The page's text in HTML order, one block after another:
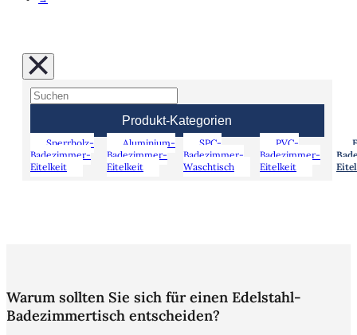
Produkt-Kategorien
Sperrholz-
Badezimmer-
Eitelkeit
Aluminium-
Badezimmer-
Eitelkeit
SPC-
Badezimmer-
Waschtisch
PVC-
Badezimmer-
Eitelkeit
Warum sollten Sie sich für einen Edelstahl-
Badezimmertisch entscheiden?